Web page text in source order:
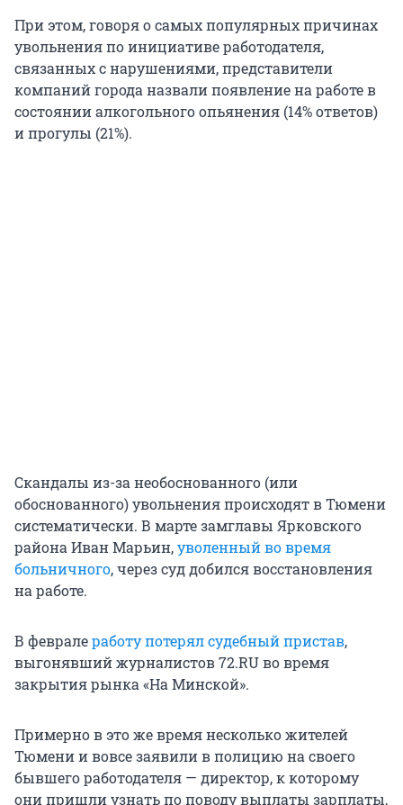
При этом, говоря о самых популярных причинах
увольнения по инициативе работодателя,
связанных с нарушениями, представители
компаний города назвали появление на работе в
состоянии алкогольного опьянения (14% ответов)
и прогулы (21%).
Скандалы из-за необоснованного (или
обоснованного) увольнения происходят в Тюмени
систематически. В марте замглавы Ярковского
района Иван Марьин,уволенный во время
больничного, через суд добился восстановления
на работе.
В февралеработу потерял судебный пристав,
выгонявший журналистов 72.RU во время
закрытия рынка «На Минской».
Примерно в это же время несколько жителей
Тюмени и вовсе заявили в полицию на своего
бывшего работодателя — директор, к которому
они пришли узнать по поводу выплаты зарплаты,